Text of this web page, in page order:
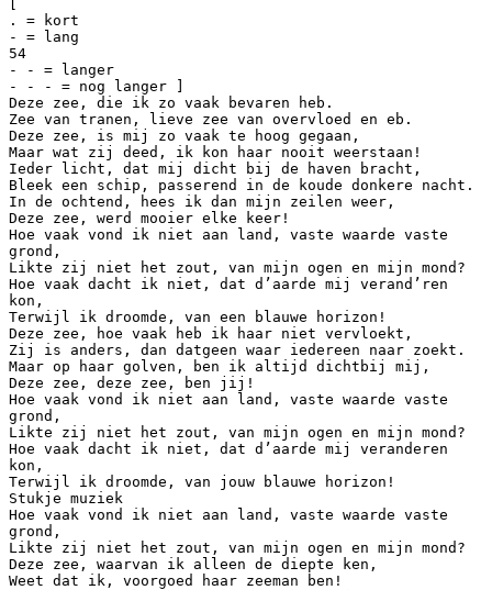
. = kort
- = lang
54
- - = langer
- - - = nog langer ]
Deze zee, die ik zo vaak bevaren heb.
Zee van tranen, lieve zee van overvloed en eb.
Deze zee, is mij zo vaak te hoog gegaan,
Maar wat zij deed, ik kon haar nooit weerstaan!
Ieder licht, dat mij dicht bij de haven bracht,
Bleek een schip, passerend in de koude donkere nacht.
In de ochtend, hees ik dan mijn zeilen weer,
Deze zee, werd mooier elke keer!
Hoe vaak vond ik niet aan land, vaste waarde vaste
grond,
Likte zij niet het zout, van mijn ogen en mijn mond?
Hoe vaak dacht ik niet, dat d’aarde mij verand’ren
kon,
Terwijl ik droomde, van een blauwe horizon!
Deze zee, hoe vaak heb ik haar niet vervloekt,
Zij is anders, dan datgeen waar iedereen naar zoekt.
Maar op haar golven, ben ik altijd dichtbij mij,
Deze zee, deze zee, ben jij!
Hoe vaak vond ik niet aan land, vaste waarde vaste
grond,
Likte zij niet het zout, van mijn ogen en mijn mond?
Hoe vaak dacht ik niet, dat d’aarde mij veranderen
kon,
Terwijl ik droomde, van jouw blauwe horizon!
Stukje muziek
Hoe vaak vond ik niet aan land, vaste waarde vaste
grond,
Likte zij niet het zout, van mijn ogen en mijn mond?
Deze zee, waarvan ik alleen de diepte ken,
Weet dat ik, voorgoed haar zeeman ben!